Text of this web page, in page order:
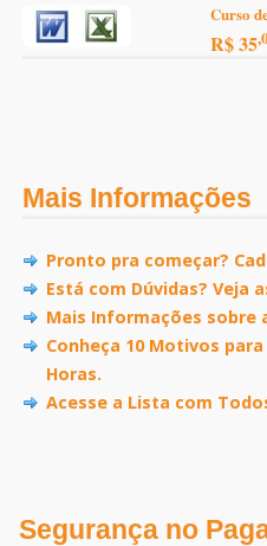
Curso
R$ 35
Mais Informações
Pronto pra começar?
Está com Dúvidas? Veja
Mais Informações sobre
Conheça 10 Motivos
Horas.
Acesse a Lista com
Segurança no